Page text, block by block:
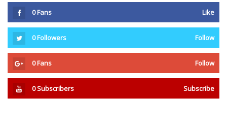
0Fans Like
0Followers Follow
0Fans Follow
0Subscribers Subscribe